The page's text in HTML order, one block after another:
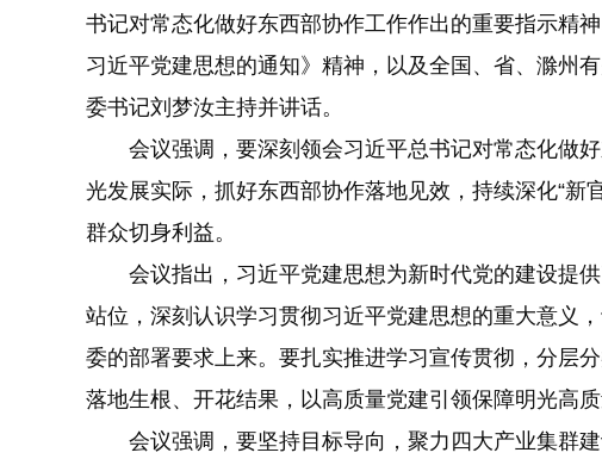
书记对常态化做好东西部协作工作作出的重要指示精
习近平党建思想的通知》精神，以及全国、省、滁州
委书记刘梦汝主持并讲话。
会议强调，要深刻领会习近平总书记对常态化做好
光发展实际，抓好东西部协作落地见效，持续深化“新
群众切身利益。
会议指出，习近平党建思想为新时代党的建设提供
站位，深刻认识学习贯彻习近平党建思想的重大意义
委的部署要求上来。要扎实推进学习宣传贯彻，分层
落地生根、开花结果，以高质量党建引领保障明光高质
会议强调，要坚持目标导向，聚力四大产业集群建